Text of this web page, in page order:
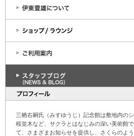
三栖右嗣氏（みすゆうじ）記念館は敷地内の
桜並木など、サクラとはなじみの深い美術館
て、さまざまお知らせを提供し、さくらのよ